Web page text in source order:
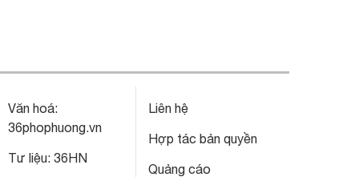
Văn hoá:
36phophuong.vn
Tư liệu: 36HN
Liên hệ
Hợp tác bản quyền
Quảng cáo